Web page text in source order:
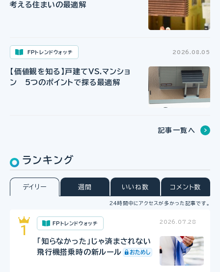
考える住まいの最適解
FPトレンドウォッチ 2026.08.05
【価値観を知る】戸建てVS.マンショ
ン 5つのポイントで探る最適解
記事一覧へ
ランキング
デイリー 週間 いいね数 コメント数
24時間中にアクセスが多かった記事です。
FPトレンドウォッチ 2026.07.28
「知らなかった」じゃ済まされない
飛行機搭乗時の新ルール